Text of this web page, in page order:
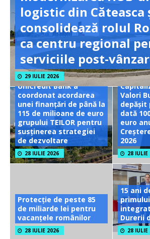
logistic din Căteasca
consolidează rolul
ca centru regional
serviciile post-
29 IULIE 2026
UniCredit Bank a
coordonat acordarea
unei finanțări de până la
115 de milioane de euro
grupului TEILOR pentru
susținerea strategiei
de dezvoltare
28 IULIE 2026
Valori
depășit
dată
euro
2026
28 IULIE
Protecție de peste 85
de miliarde lei pentru
vacanțele românilor
28 IULIE 2026
15 ani
Durerii
28 IULIE